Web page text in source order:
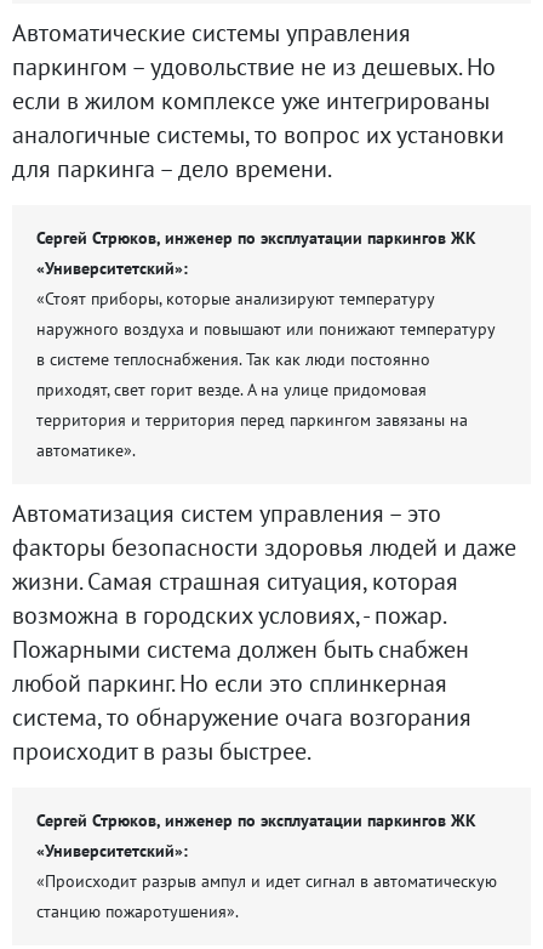
Автоматические системы управления
паркингом – удовольствие не из дешевых. Но
если в жилом комплексе уже интегрированы
аналогичные системы, то вопрос их установки
для паркинга – дело времени.
Сергей Стрюков, инженер по эксплуатации паркингов ЖК
«Университетский»:
«Стоят приборы, которые анализируют температуру
наружного воздуха и повышают или понижают температуру
в системе теплоснабжения. Так как люди постоянно
приходят, свет горит везде. А на улице придомовая
территория и территория перед паркингом завязаны на
автоматике».
Автоматизация систем управления – это
факторы безопасности здоровья людей и даже
жизни. Самая страшная ситуация, которая
возможна в городских условиях, - пожар.
Пожарными система должен быть снабжен
любой паркинг. Но если это сплинкерная
система, то обнаружение очага возгорания
происходит в разы быстрее.
Сергей Стрюков, инженер по эксплуатации паркингов ЖК
«Университетский»:
«Происходит разрыв ампул и идет сигнал в автоматическую
станцию пожаротушения».